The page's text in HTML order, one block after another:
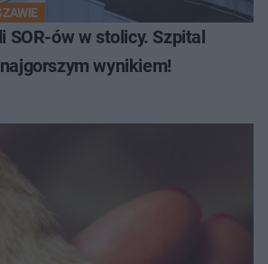
SOR-ów w stolicy. Szpital
wynikiem!